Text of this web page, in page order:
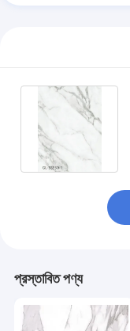
প্রস্তাবিত পণ্য